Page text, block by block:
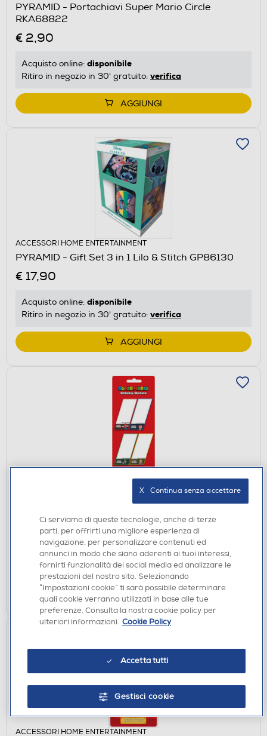
PYRAMID - Portachiavi Super Mario Circle
RKA68822
€ 2,90
Acquisto online: disponibile
Ritiro in negozio in 30' gratuito: verifica
AGGIUNGI
ACCESSORI HOME ENTERTAINMENT
PYRAMID - Gift Set 3 in 1 Lilo & Stitch GP86130
€ 17,90
Acquisto online: disponibile
Ritiro in negozio in 30' gratuito: verifica
AGGIUNGI
ACCESSORI HOME ENTERTAINMENT
PYRAMID - Foglietti Adesivi Super Mario 4 Colori
€ 2,90
Acquisto online:disponibile
Ritiro in negozio in 30' gratuito:verifica
AGGIUNGI
ACCESSORI HOME ENTERTAINMENT
Ci serviamo di queste tecnologie, anche di terze
parti, per offrirti una migliore esperienza di
navigazione, per personalizzare contenuti ed
annunci in modo che siano aderenti ai tuoi interessi,
fornirti funzionalità dei social media ed analizzare le
prestazioni del nostro sito. Selezionando
“Impostazioni cookie” ti sarà possibile determinare
quali cookie verranno utilizzati in base alle tue
preferenze. Consulta la nostra cookie policy per
ulteriori informazioni. Cookie Policy
Accetta tutti
Gestisci cookie
X   Continua senza accettare